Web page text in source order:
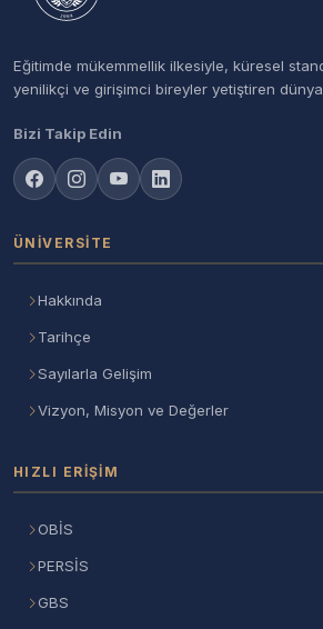
Eğitimde mükemmellik ilkesiyle, küresel
yenilikçi ve girişimci bireyler yetiştiren
Bizi Takip Edin
ÜNIVERSITE
Hakkında
Tarihçe
Sayılarla Gelişim
Vizyon, Misyon ve Değerler
HIZLI ERIŞIM
OBİS
PERSİS
GBS